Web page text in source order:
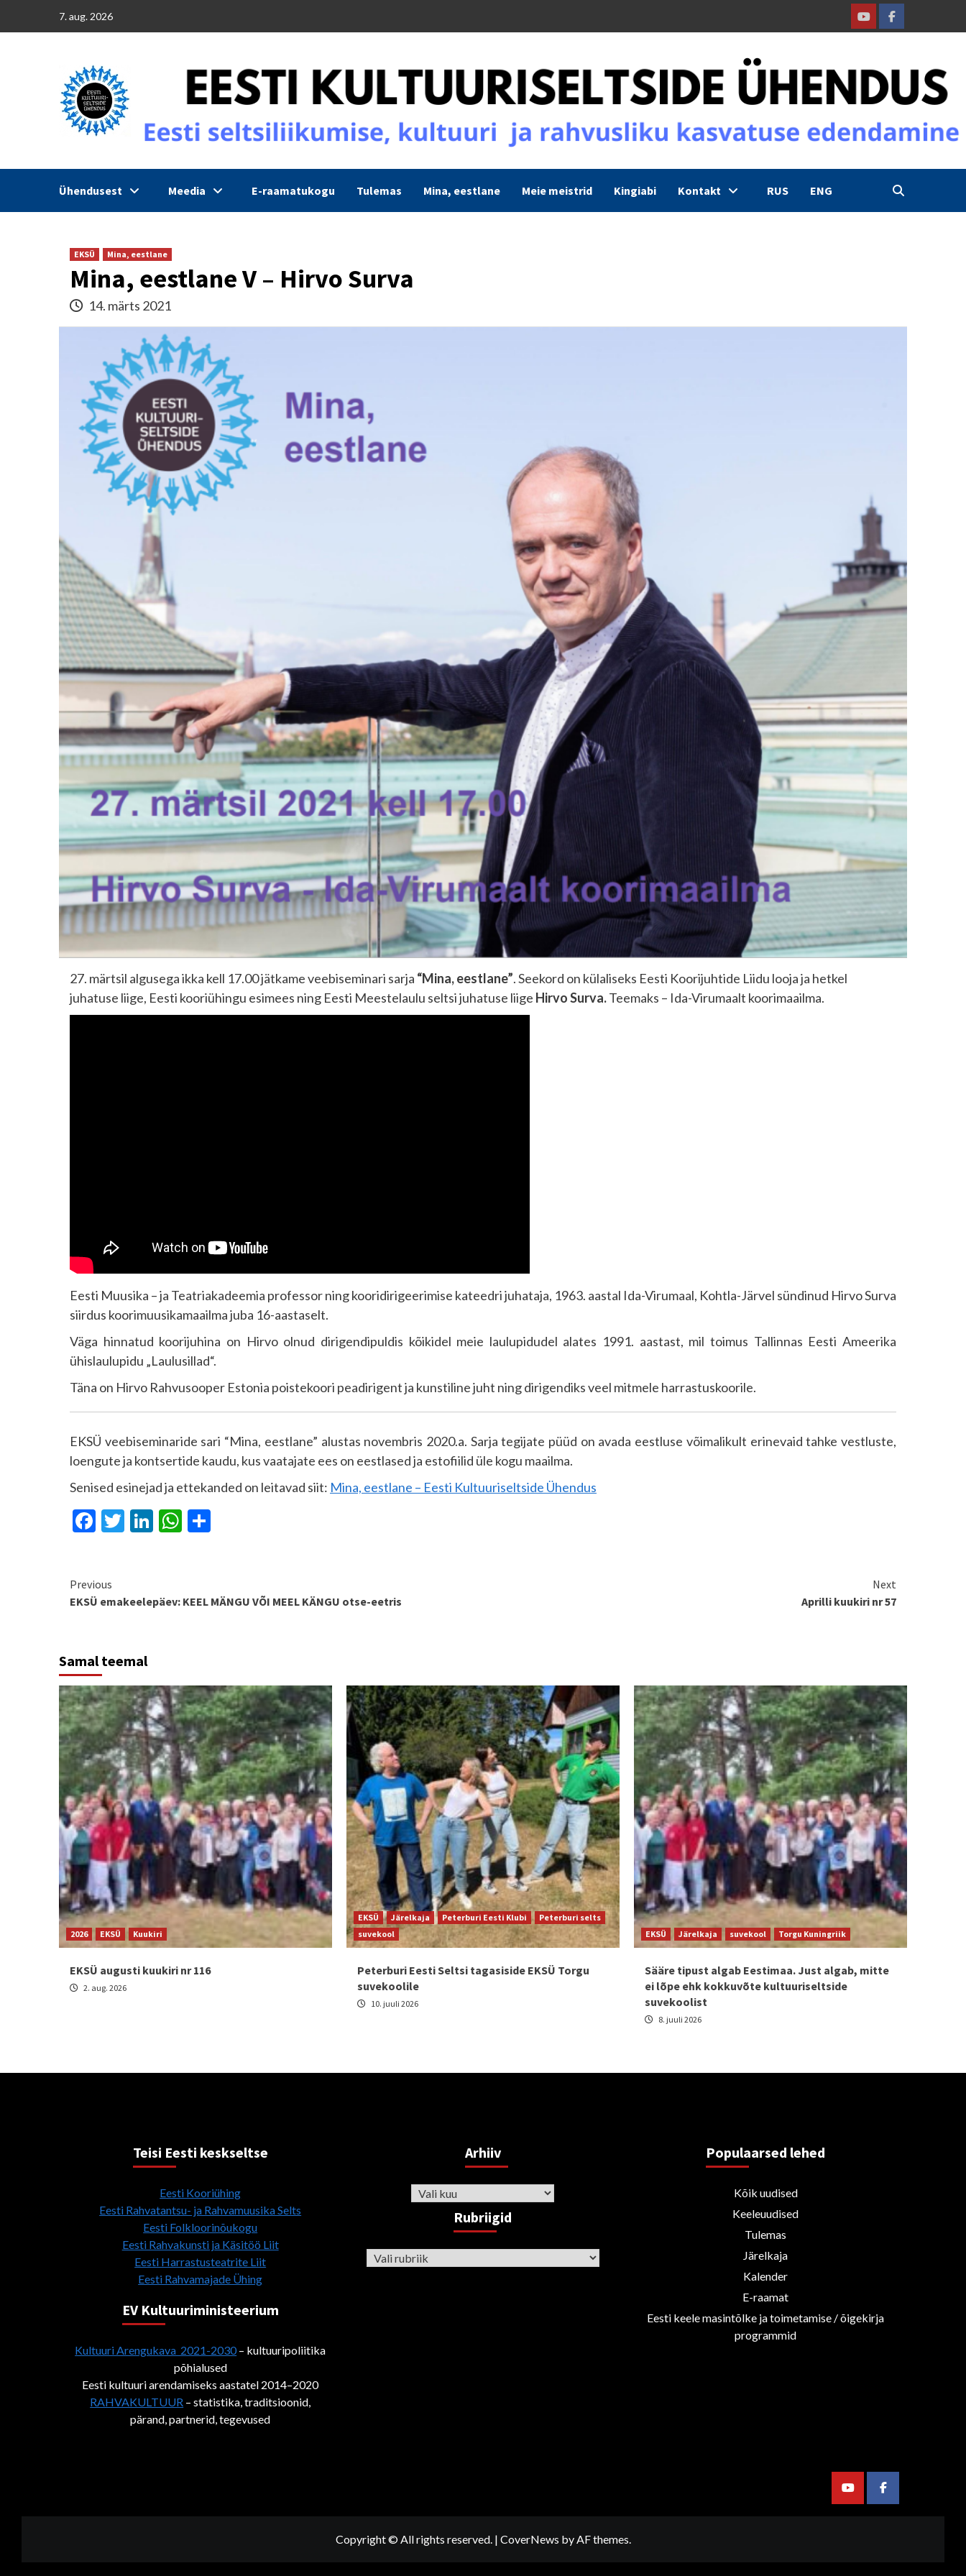
7. aug. 2026
YoutubeFacebook
Ühendusest Meedia E-raamatukogu Tulemas Mina, eestlane Meie meistrid Kingiabi Kontakt RUS ENG
EKSÜ Mina, eestlane
Mina, eestlane V – Hirvo Surva
14. märts 2021
27. märtsil algusega ikka kell 17.00 jätkame veebiseminari sarja “Mina, eestlane”. Seekord on külaliseks Eesti Koorijuhtide Liidu looja ja hetkel
juhatuse liige, Eesti kooriühingu esimees ning Eesti Meestelaulu seltsi juhatuse liige Hirvo Surva.Teemaks – Ida-Virumaalt koorimaailma.
Eesti Muusika – ja Teatriakadeemia professor ning kooridirigeerimise kateedri juhataja, 1963. aastal Ida-Virumaal, Kohtla-Järvel sündinud Hirvo Surva
siirdus koorimuusikamaailma juba 16-aastaselt.
Väga hinnatud koorijuhina on Hirvo olnud dirigendipuldis kõikidel meie laulupidudel alates 1991. aastast, mil toimus Tallinnas Eesti Ameerika
ühislaulupidu „Laulusillad“.
Täna on Hirvo Rahvusooper Estonia poistekoori peadirigent ja kunstiline juht ning dirigendiks veel mitmele harrastuskoorile.
EKSÜ veebiseminaride sari “Mina, eestlane” alustas novembris 2020.a. Sarja tegijate püüd on avada eestluse võimalikult erinevaid tahke vestluste,
loengute ja kontsertide kaudu, kus vaatajate ees on eestlased ja estofiilid üle kogu maailma.
Senised esinejad ja ettekanded on leitavad siit: Mina, eestlane – Eesti Kultuuriseltside Ühendus
Facebook
Twitter
LinkedIn
WhatsApp
Continue
Reading
Previous
EKSÜ emakeelepäev: KEEL MÄNGU VÕI MEEL KÄNGU otse-eetris
Next
Aprilli kuukiri nr 57
Samal teemal
2026 EKSÜ Kuukiri
EKSÜ augusti kuukiri nr 116
2. aug. 2026
EKSÜ Järelkaja Peterburi Eesti Klubi
Peterburi selts
suvekool
Peterburi Eesti Seltsi tagasiside EKSÜ Torgu
suvekoolile
10. juuli 2026
EKSÜ Järelkaja suvekool Torgu Kuningriik
Sääre tipust algab Eestimaa. Just algab, mitte
ei lõpe ehk kokkuvõte kultuuriseltside
suvekoolist
8. juuli 2026
Teisi Eesti keskseltse
Eesti Kooriühing
Eesti Rahvatantsu- ja Rahvamuusika Selts
Eesti Folkloorinõukogu
Eesti Rahvakunsti ja Käsitöö Liit
Eesti Harrastusteatrite Liit
Eesti Rahvamajade Ühing
EV Kultuuriministeerium
Kultuuri Arengukava 2021-2030– kultuuripoliitika
põhialused
Eesti kultuuri arendamiseks aastatel 2014–2020
RAHVAKULTUUR – statistika, traditsioonid,
pärand, partnerid, tegevused
Arhiiv
Arhiiv
Rubriigid
Rubriigid
Populaarsed lehed
Kõik uudised
Keeleuudised
Tulemas
Järelkaja
Kalender
E-raamat
Eesti keele masintõlke ja toimetamise / õigekirja
programmid
YoutubeFacebook
Copyright © All rights reserved. | CoverNews by AF themes.